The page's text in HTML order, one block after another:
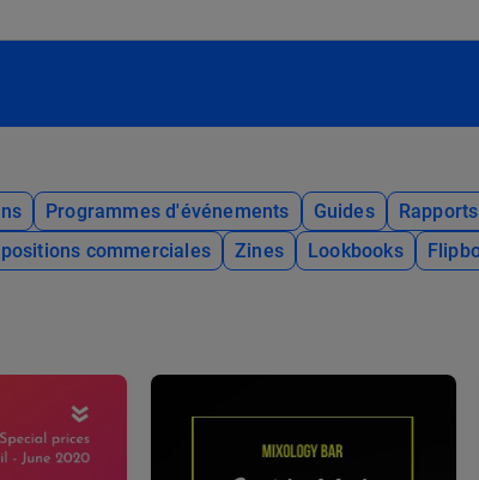
Programmes d'événements Guides Rapports
commerciales Zines Lookbooks